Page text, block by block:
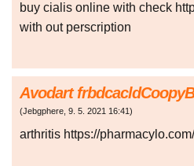
buy cialis online with check
with out perscription
Avodart
(Jebgphere, 9. 5. 2021 16:41)
arthritis https://